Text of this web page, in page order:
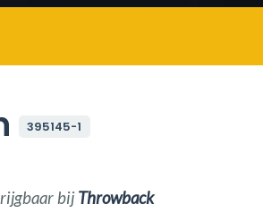
395145-1
bij Throwback